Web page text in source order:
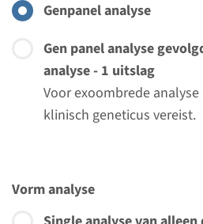
Genpanel analyse
Gen panel analyse
analyse - 1 uitslag
Voor exoombrede
klinisch geneticus vereist.
Vorm analyse